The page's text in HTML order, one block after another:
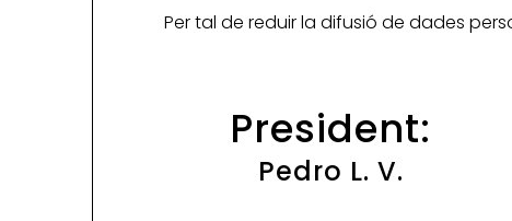
Per tal de reduir la difusió de dades
President:
Pedro L. V.